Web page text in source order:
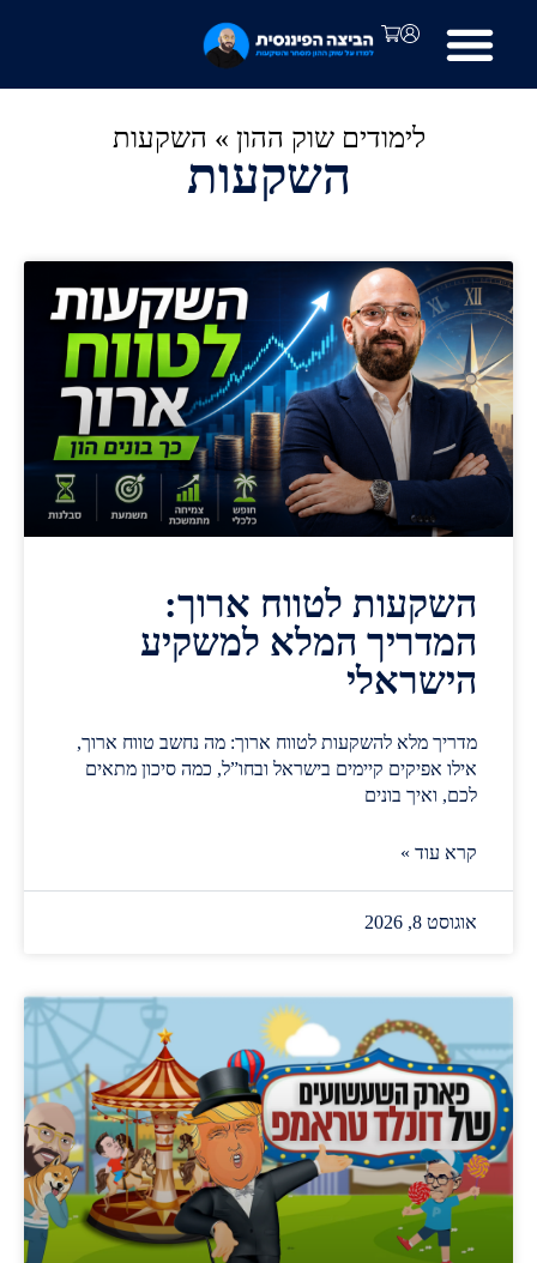
לימודים שוק ההון » השקעות
השקעות
השקעות לטווח ארוך:
המדריך המלא למשקיע
הישראלי
מדריך מלא להשקעות לטווח ארוך: מה נחשב טווח ארוך,
אילו אפיקים קיימים בישראל ובחו”ל, כמה סיכון מתאים
לכם, ואיך בונים
קרא עוד »
אוגוסט 8, 2026